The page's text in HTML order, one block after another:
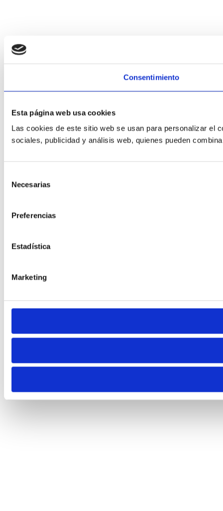
Consentimiento
Esta página web usa cookies
Las cookies de este sitio web se usan para personalizar el
sociales, publicidad y análisis web, quienes pueden
Necesarias
Preferencias
Estadística
Marketing